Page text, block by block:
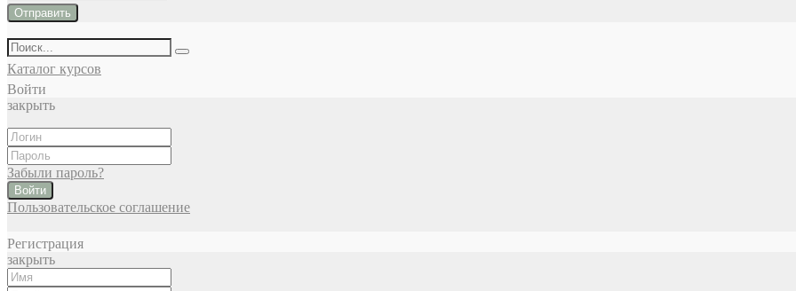
Отправить
Каталог курсов
Войти
закрыть
Забыли пароль?
Войти
Пользовательское соглашение
Регистрация
закрыть